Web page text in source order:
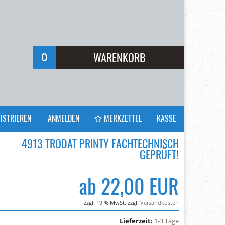
0 WARENKORB
ANMELDEN MERKZETTEL KASSE
4913 TRODAT PRINTY FACHTECHNISCH
GEPRÜFT!
ab 22,00 EUR
zzgl. 19 % MwSt. zzgl. Versandkosten
Lieferzeit: 1-3 Tage